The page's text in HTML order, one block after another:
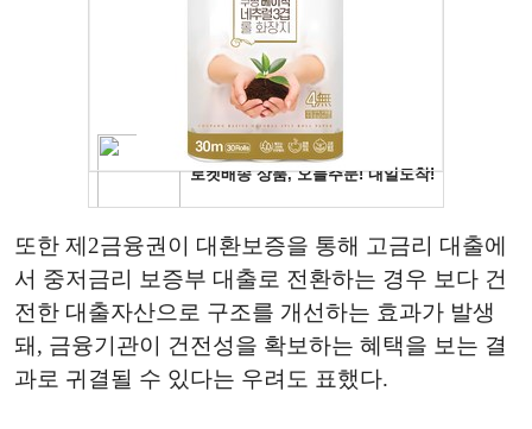
또한 제2금융권이 대환보증을 통해 고금리 대출에
서 중저금리 보증부 대출로 전환하는 경우 보다 건
전한 대출자산으로 구조를 개선하는 효과가 발생
돼, 금융기관이 건전성을 확보하는 혜택을 보는 결
과로 귀결될 수 있다는 우려도 표했다.